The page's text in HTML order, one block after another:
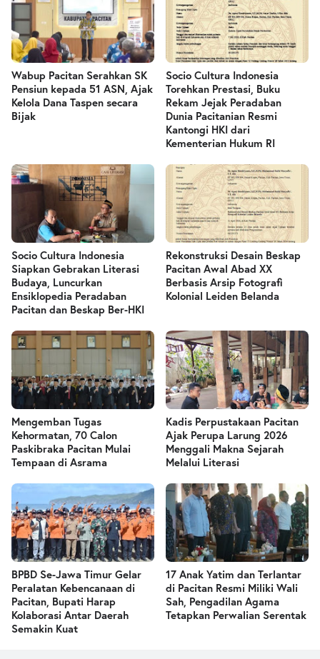
Wabup Pacitan Serahkan SK
Pensiun kepada 51 ASN, Ajak
Kelola Dana Taspen secara
Bijak
Socio Cultura Indonesia
Torehkan Prestasi, Buku
Rekam Jejak Peradaban
Dunia Pacitanian Resmi
Kantongi HKI dari
Kementerian Hukum RI
Socio Cultura Indonesia
Siapkan Gebrakan Literasi
Budaya, Luncurkan
Ensiklopedia Peradaban
Pacitan dan Beskap Ber-HKI
Rekonstruksi Desain Beskap
Pacitan Awal Abad XX
Berbasis Arsip Fotografi
Kolonial Leiden Belanda
Mengemban Tugas
Kehormatan, 70 Calon
Paskibraka Pacitan Mulai
Tempaan di Asrama
Kadis Perpustakaan Pacitan
Ajak Perupa Larung 2026
Menggali Makna Sejarah
Melalui Literasi
BPBD Se-Jawa Timur Gelar
Peralatan Kebencanaan di
Pacitan, Bupati Harap
Kolaborasi Antar Daerah
Semakin Kuat
17 Anak Yatim dan Terlantar
di Pacitan Resmi Miliki Wali
Sah, Pengadilan Agama
Tetapkan Perwalian Serentak